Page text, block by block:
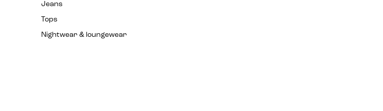
Jeans
Tops
Nightwear & loungewear